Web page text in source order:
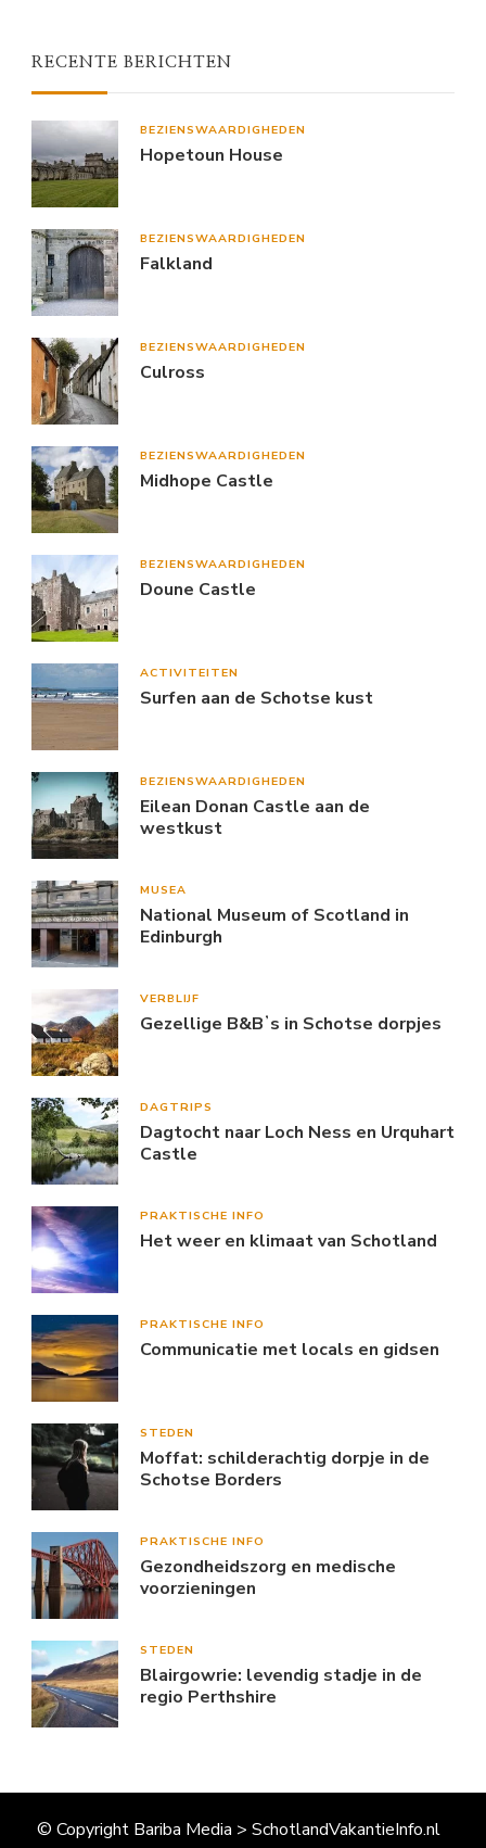
RECENTE BERICHTEN
BEZIENSWAARDIGHEDEN
Hopetoun House
BEZIENSWAARDIGHEDEN
Falkland
BEZIENSWAARDIGHEDEN
Culross
BEZIENSWAARDIGHEDEN
Midhope Castle
BEZIENSWAARDIGHEDEN
Doune Castle
ACTIVITEITEN
Surfen aan de Schotse kust
BEZIENSWAARDIGHEDEN
Eilean Donan Castle aan de
westkust
MUSEA
National Museum of Scotland in
Edinburgh
VERBLIJF
Gezellige B&Bʼs in Schotse dorpjes
DAGTRIPS
Dagtocht naar Loch Ness en Urquhart
Castle
PRAKTISCHE INFO
Het weer en klimaat van Schotland
PRAKTISCHE INFO
Communicatie met locals en gidsen
STEDEN
Moffat: schilderachtig dorpje in de
Schotse Borders
PRAKTISCHE INFO
Gezondheidszorg en medische
voorzieningen
STEDEN
Blairgowrie: levendig stadje in de
regio Perthshire
© Copyright Bariba Media > SchotlandVakantieInfo.nl